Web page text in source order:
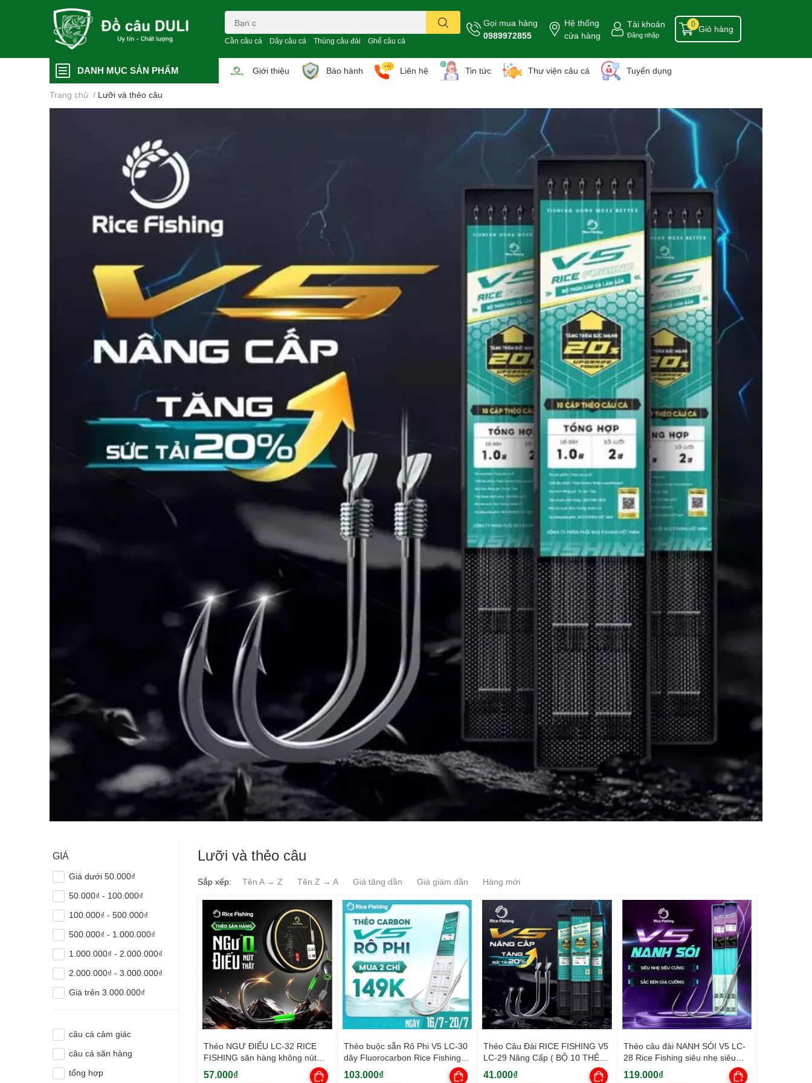
Cần câu cá Dây câu cá Thùng câu đài Ghế câu cá
Gọi mua hàng
0989972855
Hệ thống
cửa hàng
Tài khoản
Đăng nhập
Giỏ hàng
0
DANH MỤC SẢN PHẨM Giới thiệu Bảo hành Liên hệ Tin tức Thư viện câu cá Tuyển dụng
Trang chủ / Lưỡi và thẻo câu
GIÁ
Giá dưới 50.000₫
50.000₫ - 100.000₫
100.000₫ - 500.000₫
500.000₫ - 1.000.000₫
1.000.000₫ - 2.000.000₫
2.000.000₫ - 3.000.000₫
Giá trên 3.000.000₫
câu cá cảm giác
câu cá săn hàng
tổng hợp
Lưỡi và thẻo câu
Sắp xếp: Tên A → Z Tên Z → A Giá tăng dần Giá giảm dần Hàng mới
Thẻo NGƯ ĐIẾU LC-32 RICE
FISHING săn hàng không nút
thắt
57.000₫
Thẻo buộc sẵn Rô Phi V5 LC-30
dây Fluorocarbon Rice Fishing
cải tiến
103.000₫
Thẻo Câu Đài RICE FISHING V5
LC-29 Nâng Cấp ( BỘ 10 THẺO
)
41.000₫
Thẻo câu đài NANH SÓI V5 LC-
28 Rice Fishing siêu nhẹ siêu
cứng thép carbon
119.000₫